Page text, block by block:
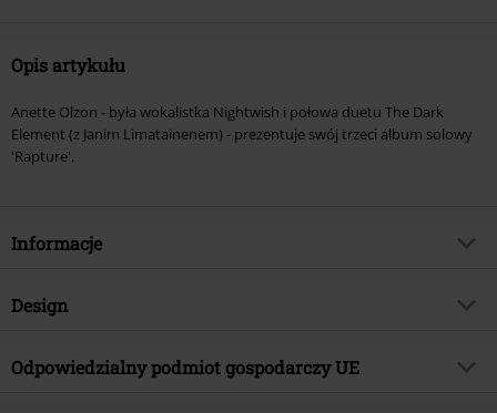
Opis artykułu
Anette Olzon - była wokalistka Nightwish i połowa duetu The Dark
Element (z Janim Limatainenem) - prezentuje swój trzeci album solowy
'Rapture'.
Informacje
Numer artykułu
Gatunek muzyczny
Rock
Design
Rodzaj artykułu
Odpowiedzialny podmiot gospodarczy UE